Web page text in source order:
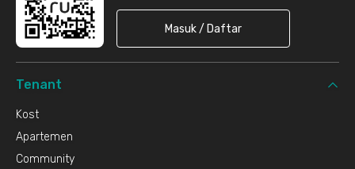
Masuk / Daftar
Tenant
Kost
Apartemen
Community